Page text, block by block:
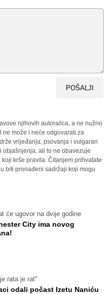
POŠALJI
njihovih autora/ica, a ne nužno
ne može i neće odgovarati za
vrijeđanja, psovanja i vulgaran
ali to ne obavezuje
krše pravila. Čitanjem prihvatate
biti pronađeni sadržaji koji mogu
će ugovor na dvije godine
City ima novog
rata je rat"
odali počast Izetu Naniću